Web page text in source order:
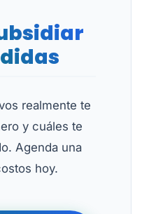
realmente te
y cuáles te
Agenda una
hoy.